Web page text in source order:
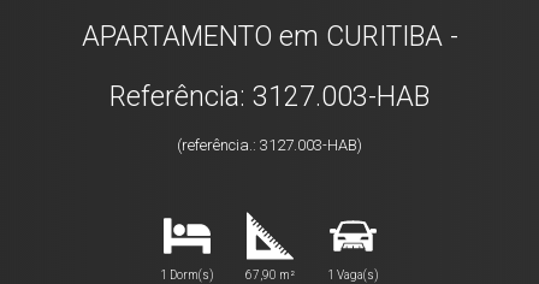
APARTAMENTO em CURITIBA -
Referência: 3127.003-HAB
(referência.: 3127.003-HAB)
1 Dorm(s) 67,90 m² 1 Vaga(s)